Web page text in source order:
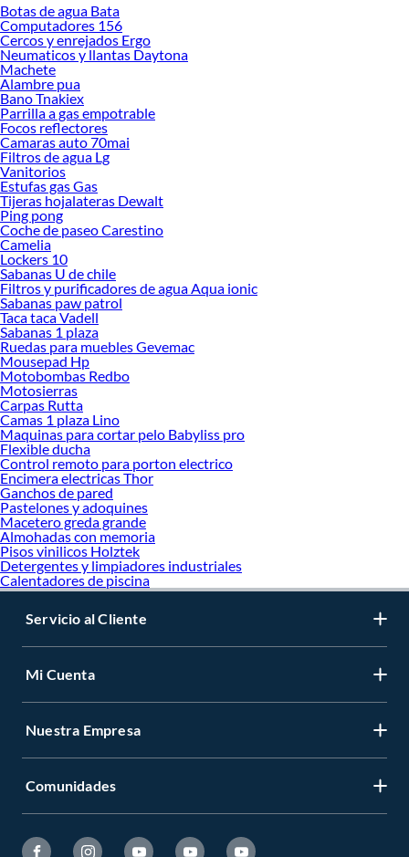
Botas de agua Bata
Computadores 156
Cercos y enrejados Ergo
Neumaticos y llantas Daytona
Machete
Alambre pua
Bano Tnakiex
Parrilla a gas empotrable
Focos reflectores
Camaras auto 70mai
Filtros de agua Lg
Vanitorios
Estufas gas Gas
Tijeras hojalateras Dewalt
Ping pong
Coche de paseo Carestino
Camelia
Lockers 10
Sabanas U de chile
Filtros y purificadores de agua Aqua ionic
Sabanas paw patrol
Taca taca Vadell
Sabanas 1 plaza
Ruedas para muebles Gevemac
Mousepad Hp
Motobombas Redbo
Motosierras
Carpas Rutta
Camas 1 plaza Lino
Maquinas para cortar pelo Babyliss pro
Flexible ducha
Control remoto para porton electrico
Encimera electricas Thor
Ganchos de pared
Pastelones y adoquines
Macetero greda grande
Almohadas con memoria
Pisos vinilicos Holztek
Detergentes y limpiadores industriales
Calentadores de piscina
Servicio al Cliente
Mi Cuenta
Nuestra Empresa
Comunidades